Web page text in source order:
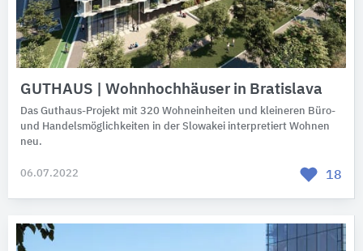
GUTHAUS | Wohnhochhäuser in Bratislava
Das Guthaus-Projekt mit 320 Wohneinheiten und kleineren Büro-
und Handelsmöglichkeiten in der Slowakei interpretiert Wohnen
neu.
06.07.2022 18